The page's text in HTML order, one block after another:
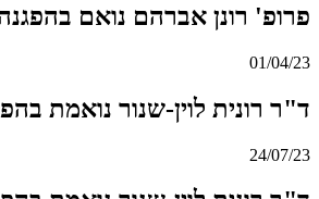
פרופ' רונן אברהם נואם
01/04/23
ד"ר רונית לוין-שנור נואמת
24/07/23